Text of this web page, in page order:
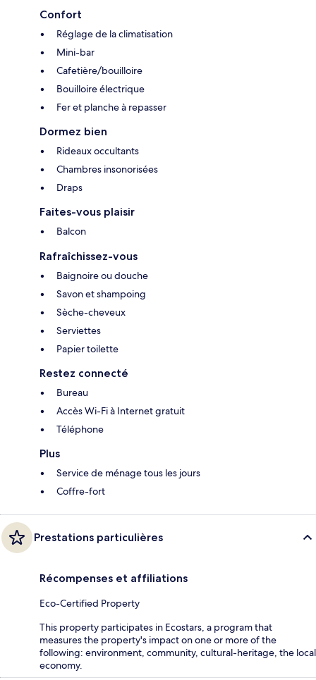
Confort
Réglage de la climatisation
Mini-bar
Cafetière/bouilloire
Bouilloire électrique
Fer et planche à repasser
Dormez bien
Rideaux occultants
Chambres insonorisées
Draps
Faites-vous plaisir
Balcon
Rafraîchissez-vous
Baignoire ou douche
Savon et shampoing
Sèche-cheveux
Serviettes
Papier toilette
Restez connecté
Bureau
Accès Wi-Fi à Internet gratuit
Téléphone
Plus
Service de ménage tous les jours
Coffre-fort
Prestations particulières
Récompenses et affiliations
Eco-Certified Property
This property participates in Ecostars, a program that
measures the property's impact on one or more of the
following: environment, community, cultural-heritage, the local
economy.